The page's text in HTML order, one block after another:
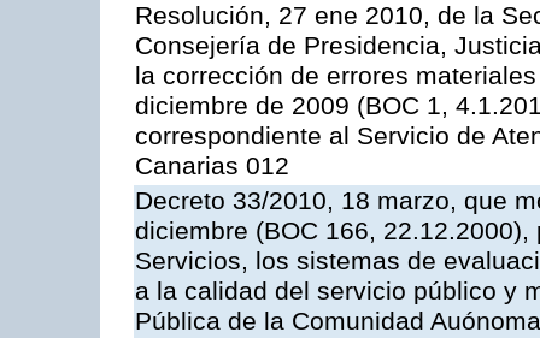
Resolución, 27 ene 2010, de la
Consejería de Presidencia,
la corrección de errores
diciembre de 2009 (BOC 1,
correspondiente al Servicio de
Canarias 012
Decreto 33/2010, 18 marzo, que
diciembre (BOC 166,
Servicios, los sistemas de
a la calidad del servicio público y
Pública de la Comunidad